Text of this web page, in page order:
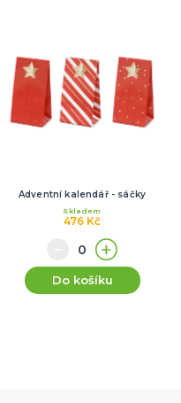
Adventní kalendář - sáčky
476 Kč
Skladem
Do košíku